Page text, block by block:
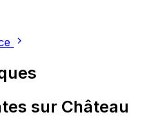
sur Château